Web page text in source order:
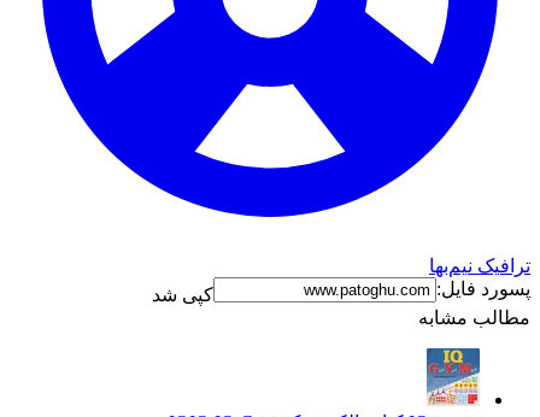
نیم‌بها
فایل:
کپی شد
مشابه